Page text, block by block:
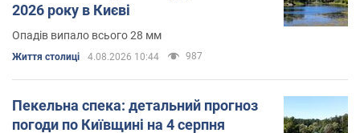
2026 року в Києві
Опадів випало всього 28 мм
Життя столиці 4.08.2026 10:44 987
Пекельна спека: детальний прогноз
погоди по Київщині на 4 серпня